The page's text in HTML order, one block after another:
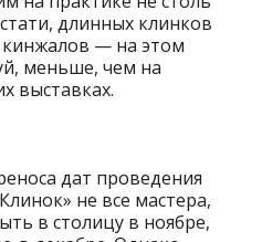
длинных клинков
— на этом
меньше, чем на
выставках.
дат проведения
не все мастера,
в столицу в ноябре,